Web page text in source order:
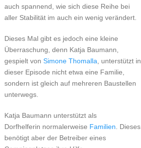
auch spannend, wie sich diese Reihe bei
aller Stabilität im auch ein wenig verändert.
Dieses Mal gibt es jedoch eine kleine
Überraschung, denn Katja Baumann,
gespielt von Simone Thomalla, unterstützt in
dieser Episode nicht etwa eine Familie,
sondern ist gleich auf mehreren Baustellen
unterwegs.
Katja Baumann unterstützt als
Dorfhelferin normalerweise Familien. Dieses
benötigt aber der Betreiber eines